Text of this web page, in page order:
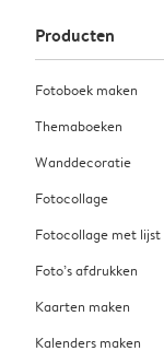
Producten
Fotoboek maken
Themaboeken
Wanddecoratie
Fotocollage
Fotocollage met lijst
Foto’s afdrukken
Kaarten maken
Kalenders maken